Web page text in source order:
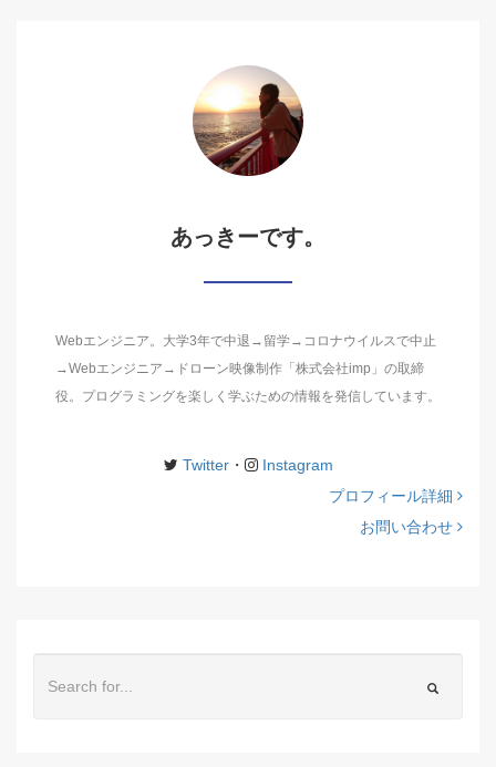
あっきーです。
Webエンジニア。大学3年で中退→留学→コロナウイルスで中止
→Webエンジニア→ドローン映像制作「株式会社imp」の取締
役。プログラミングを楽しく学ぶための情報を発信しています。
Twitter・
Instagram
プロフィール詳細
お問い合わせ